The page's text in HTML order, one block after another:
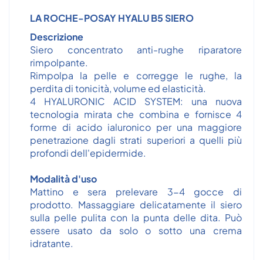
LA ROCHE-POSAY HYALU B5 SIERO
Descrizione
Siero concentrato anti-rughe riparatore
rimpolpante.
Rimpolpa la pelle e corregge le rughe, la
perdita di tonicità, volume ed elasticità.
4 HYALURONIC ACID SYSTEM: una nuova
tecnologia mirata che combina e fornisce 4
forme di acido ialuronico per una maggiore
penetrazione dagli strati superiori a quelli più
profondi dell'epidermide.
Modalità d'uso
Mattino e sera prelevare 3-4 gocce di
prodotto. Massaggiare delicatamente il siero
sulla pelle pulita con la punta delle dita. Può
essere usato da solo o sotto una crema
idratante.